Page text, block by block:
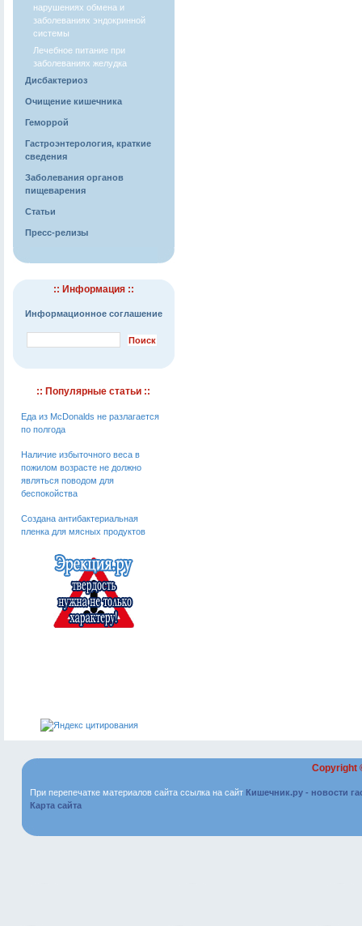
нарушениях обмена и
заболеваниях эндокринной
системы
Лечебное питание при
заболеваниях желудка
Дисбактериоз
Очищение кишечника
Геморрой
Гастроэнтерология, краткие
сведения
Заболевания органов
пищеварения
Статьи
Пресс-релизы
:: Информация ::
Информационное соглашение
:: Популярные статьи ::
Еда из McDonalds не разлагается
по полгода
Наличие избыточного веса в
пожилом возрасте не должно
являться поводом для
беспокойства
Создана антибактериальная
пленка для мясных продуктов
Copyright
При перепечатке материалов сайта ссылка на сайт Кишечник.ру - новости
Карта сайта